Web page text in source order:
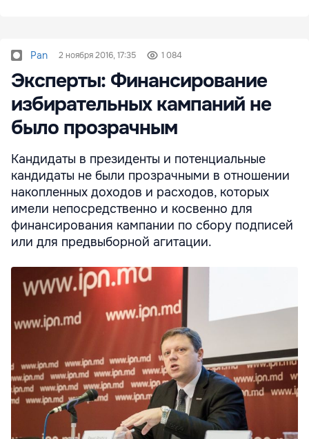
Pan 2 ноября 2016, 17:35 1 084
Эксперты: Финансирование
избирательных кампаний не
было прозрачным
Кандидаты в президенты и потенциальные
кандидаты не были прозрачными в отношении
накопленных доходов и расходов, которых
имели непосредственно и косвенно для
финансирования кампании по сбору подписей
или для предвыборной агитации.